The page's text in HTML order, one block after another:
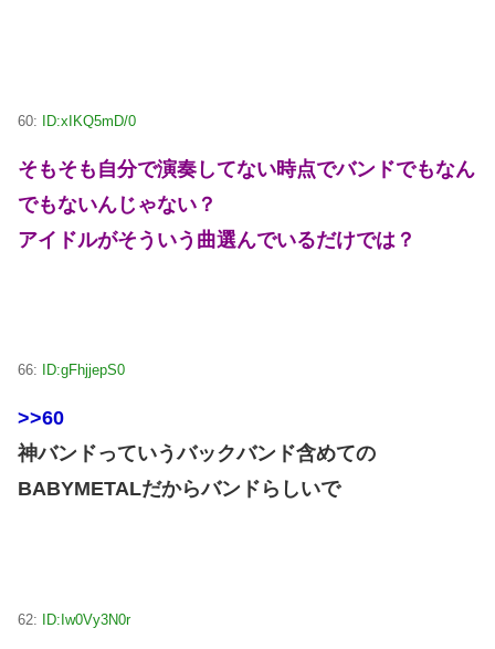
60: ID:xIKQ5mD/0
そもそも自分で演奏してない時点でバンドでもなん
でもないんじゃない？
アイドルがそういう曲選んでいるだけでは？
66: ID:gFhjjepS0
>>60
神バンドっていうバックバンド含めての
BABYMETALだからバンドらしいで
62: ID:Iw0Vy3N0r